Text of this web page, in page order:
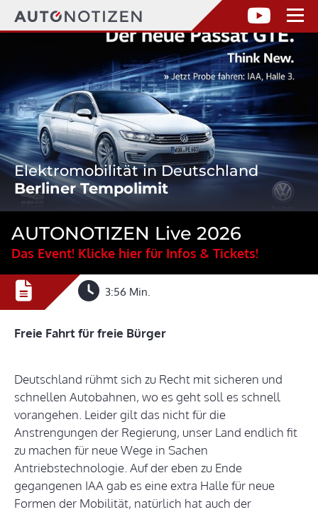
Elektromobilität in Deutschland
Berliner Tempolimit
AUTONOTIZEN Live 2026
Das Event! Klicke hier für Infos & Tickets!
3:56 Min.
Freie Fahrt für freie Bürger
Deutschland rühmt sich zu Recht mit sicheren und
schnellen Autobahnen, wo es geht soll es schnell
vorangehen. Leider gilt das nicht für die
Anstrengungen der Regierung, unser Land endlich fit
zu machen für neue Wege in Sachen
Antriebstechnologie. Auf der eben zu Ende
gegangenen IAA gab es eine extra Halle für neue
Formen der Mobilität, natürlich hat auch der